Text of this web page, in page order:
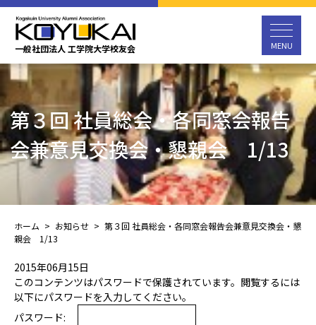
メインコンテンツまでスキップする
一般社団法人 工学院大学校友会 MENU
第３回 社員総会・各同窓会報告
会兼意見交換会・懇親会 1/13
ホーム お知らせ
第３回 社員総会・各同窓会報告会兼意見交換会・懇
親会 1/13
2015年06月15日
このコンテンツはパスワードで保護されています。閲覧するには
以下にパスワードを入力してください。
パスワード: